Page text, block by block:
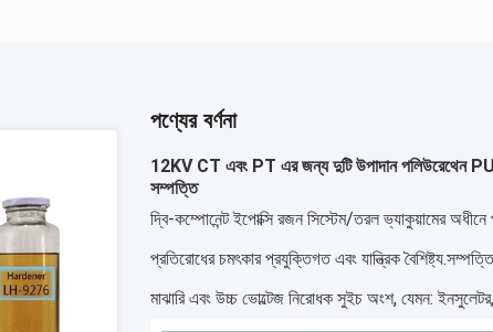
পণ্যের বর্ণনা
12KV CT এবং PT এর জন্য দুটি উপাদান পলিউরেথেন PU
সম্পত্তি
দ্বি-কম্পোনেন্ট ইপোক্সি রজন সিস্টেম/তরল ভ্যাকুয়ামের
প্রতিরোধের চমৎকার প্রযুক্তিগত এবং যান্ত্রিক বৈশিষ্ট্য.সম্পত্তি
মাঝারি এবং উচ্চ ভোল্টেজ নিরোধক সুইচ অংশ, যেমন: